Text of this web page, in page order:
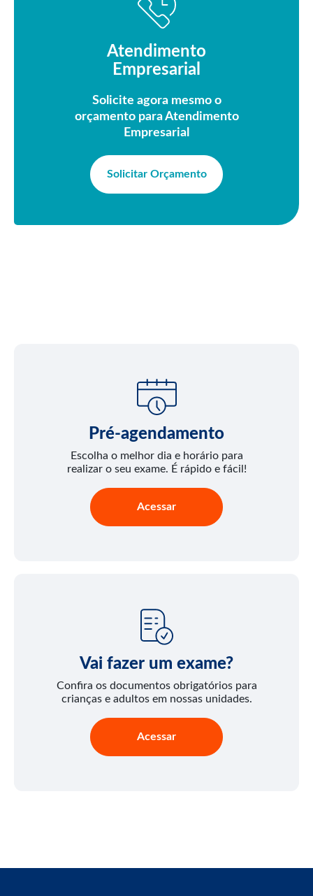
Atendimento
Empresarial
Solicite agora mesmo o
orçamento para Atendimento
Empresarial
Solicitar Orçamento
Pré-agendamento
Escolha o melhor dia e horário para
realizar o seu exame. É rápido e fácil!
Acessar
Vai fazer um exame?
Confira os documentos obrigatórios para
crianças e adultos em nossas unidades.
Acessar